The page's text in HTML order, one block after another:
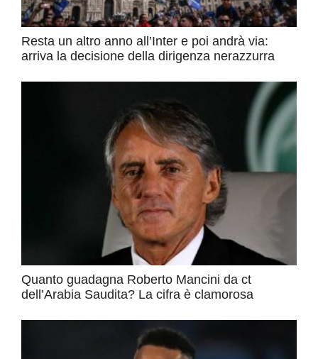
Resta un altro anno all’Inter e poi andrà via:
arriva la decisione della dirigenza nerazzurra
Quanto guadagna Roberto Mancini da ct
dell’Arabia Saudita? La cifra è clamorosa